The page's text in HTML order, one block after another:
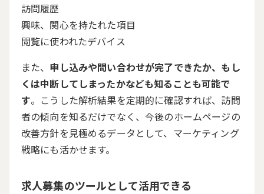
訪問履歴
興味、関心を持たれた項目
閲覧に使われたデバイス
また、 申し込みや問い合わせが完了できたか、もし
くは中断してしまったかなども知ることも可能で
す。こうした解析結果を定期的に確認すれば、訪問
者の傾向を知るだけでなく、今後のホームページの
改善方針を見極めるデータとして、マーケティング
戦略にも活かせます。
求人募集のツールとして活用できる